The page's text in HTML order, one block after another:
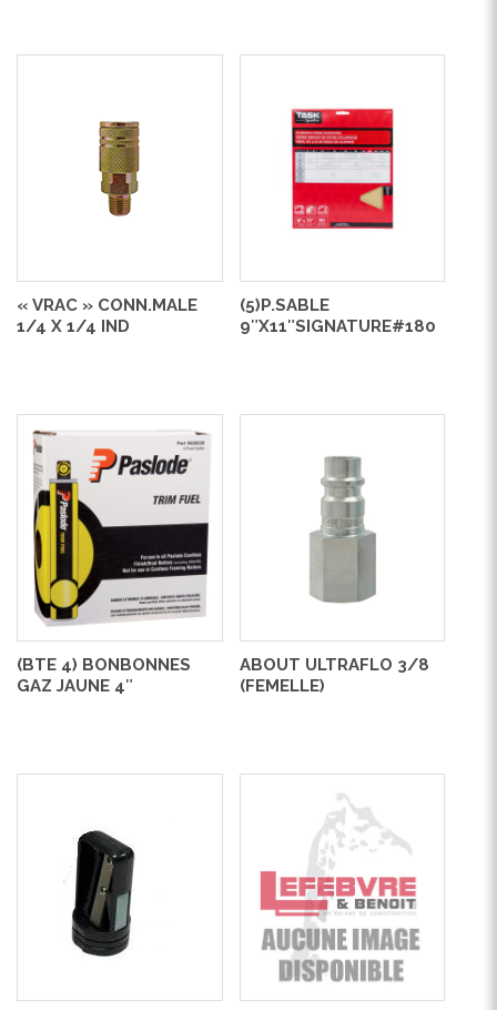
« VRAC » CONN.MALE
1/4 X 1/4 IND
(5)P.SABLE
9″X11″SIGNATURE#180
(BTE 4) BONBONNES
GAZ JAUNE 4″
ABOUT ULTRAFLO 3/8
(FEMELLE)